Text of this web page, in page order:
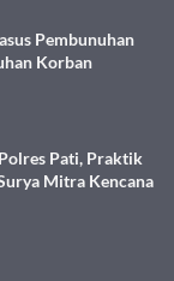
Pembunuhan
Korban
Pati, Praktik
Mitra Kencana